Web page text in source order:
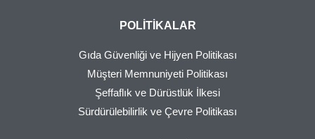
POLITIKALAR
Gıda Güvenliği ve Hijyen Politikası
Müşteri Memnuniyeti Politikası
Şeffaflık ve Dürüstlük İlkesi
Sürdürülebilirlik ve Çevre Politikası